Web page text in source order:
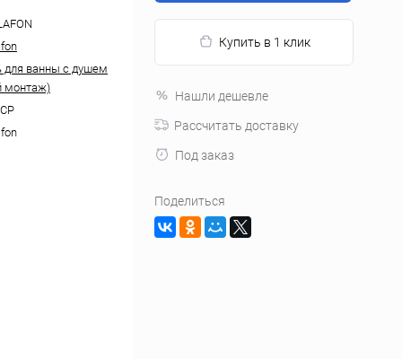
для ванны с душем
монтаж)
Купить в 1 клик
Нашли дешевле
Рассчитать доставку
Под заказ
Поделиться